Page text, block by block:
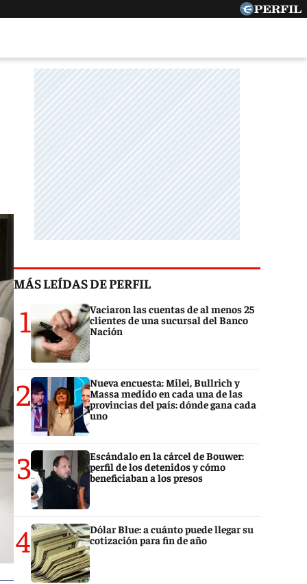
MÁS LEÍDAS DE PERFIL
1
Vaciaron las cuentas de al menos 25
clientes de una sucursal del Banco
Nación
2
Nueva encuesta: Milei, Bullrich y
Massa medido en cada una de las
provincias del país: dónde gana cada
uno
3
Escándalo en la cárcel de Bouwer:
perfil de los detenidos y cómo
beneficiaban a los presos
4
Dólar Blue: a cuánto puede llegar su
cotización para fin de año